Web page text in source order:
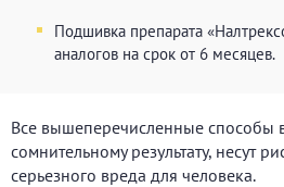
Подшивка препарата
аналогов на срок от 6 месяцев.
Все вышеперечисленные способы
сомнительному результату, несут
серьезного вреда для человека.